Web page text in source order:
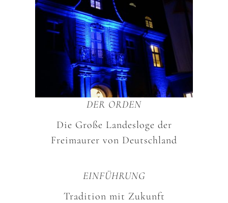
DER ORDEN
Die Große Landesloge der
Freimaurer von Deutschland
EINFÜHRUNG
Tradition mit Zukunft